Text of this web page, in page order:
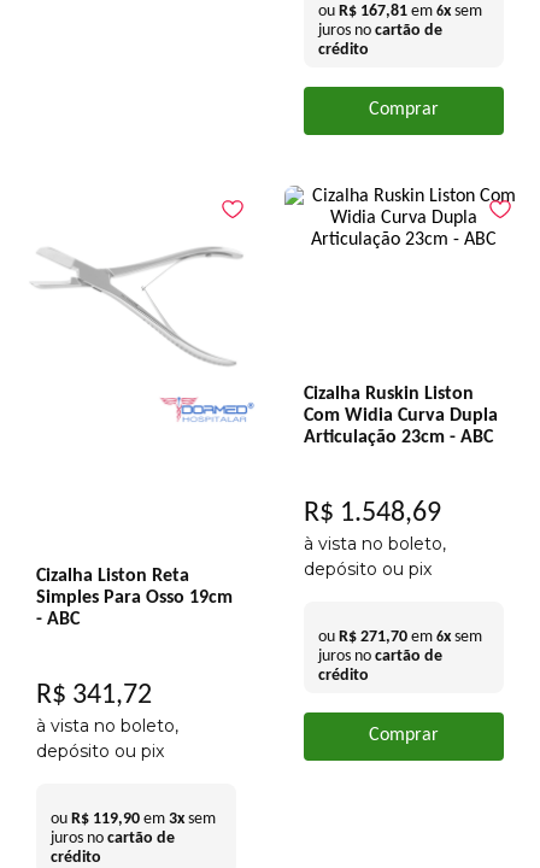
ou R$ 167,81 em 6x sem
juros no cartão de
crédito
Comprar
Cizalha Liston Reta
Simples Para Osso 19cm
- ABC
R$ 341,72
à vista no boleto,
depósito ou pix
ou R$ 119,90 em 3x sem
juros no cartão de
crédito
Cizalha Ruskin Liston
Com Widia Curva Dupla
Articulação 23cm - ABC
R$ 1.548,69
à vista no boleto,
depósito ou pix
ou R$ 271,70 em 6x sem
juros no cartão de
crédito
Comprar